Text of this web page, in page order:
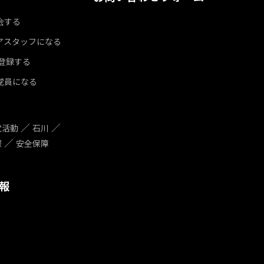
する
スタッフになる
録する
員になる
動
石川
安全保障